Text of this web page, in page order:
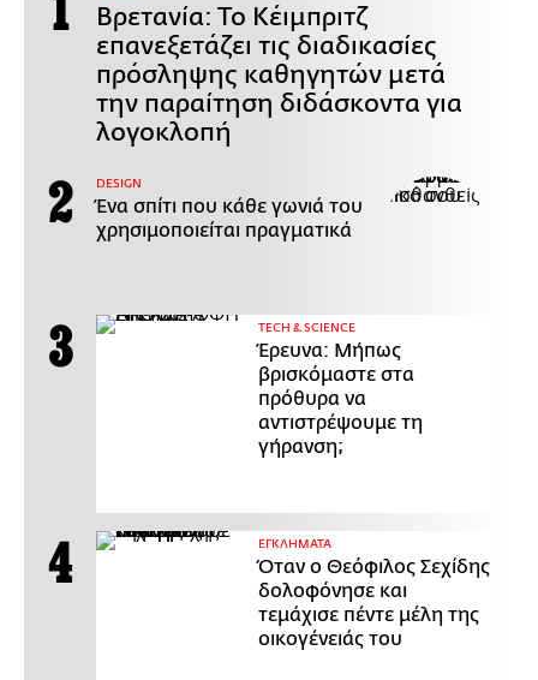
Βρετανία: Το Κέιμπριτζ
επανεξετάζει τις διαδικασίες
πρόσληψης καθηγητών μετά
την παραίτηση διδάσκοντα για
λογοκλοπή
DESIGN
Ένα σπίτι που κάθε γωνιά του
χρησιμοποιείται πραγματικά
ΤECH & SCIENCE
Έρευνα: Μήπως
βρισκόμαστε στα
πρόθυρα να
αντιστρέψουμε τη
γήρανση;
ΕΓΚΛΗΜΑΤΑ
Όταν ο Θεόφιλος Σεχίδης
δολοφόνησε και
τεμάχισε πέντε μέλη της
οικογένειάς του